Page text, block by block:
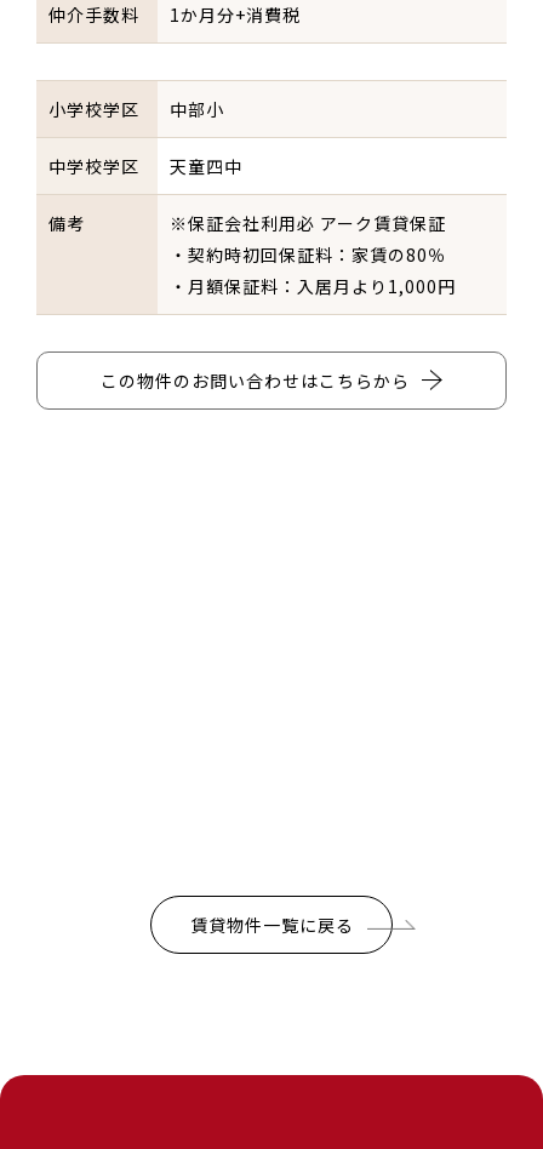
仲介手数料 1か月分+消費税
小学校学区 中部小
中学校学区 天童四中
備考
※保証会社利用必 アーク賃貸保証
・契約時初回保証料：家賃の80％
・月額保証料：入居月より1,000円
この物件のお問い合わせはこちらから
賃貸物件一覧に戻る